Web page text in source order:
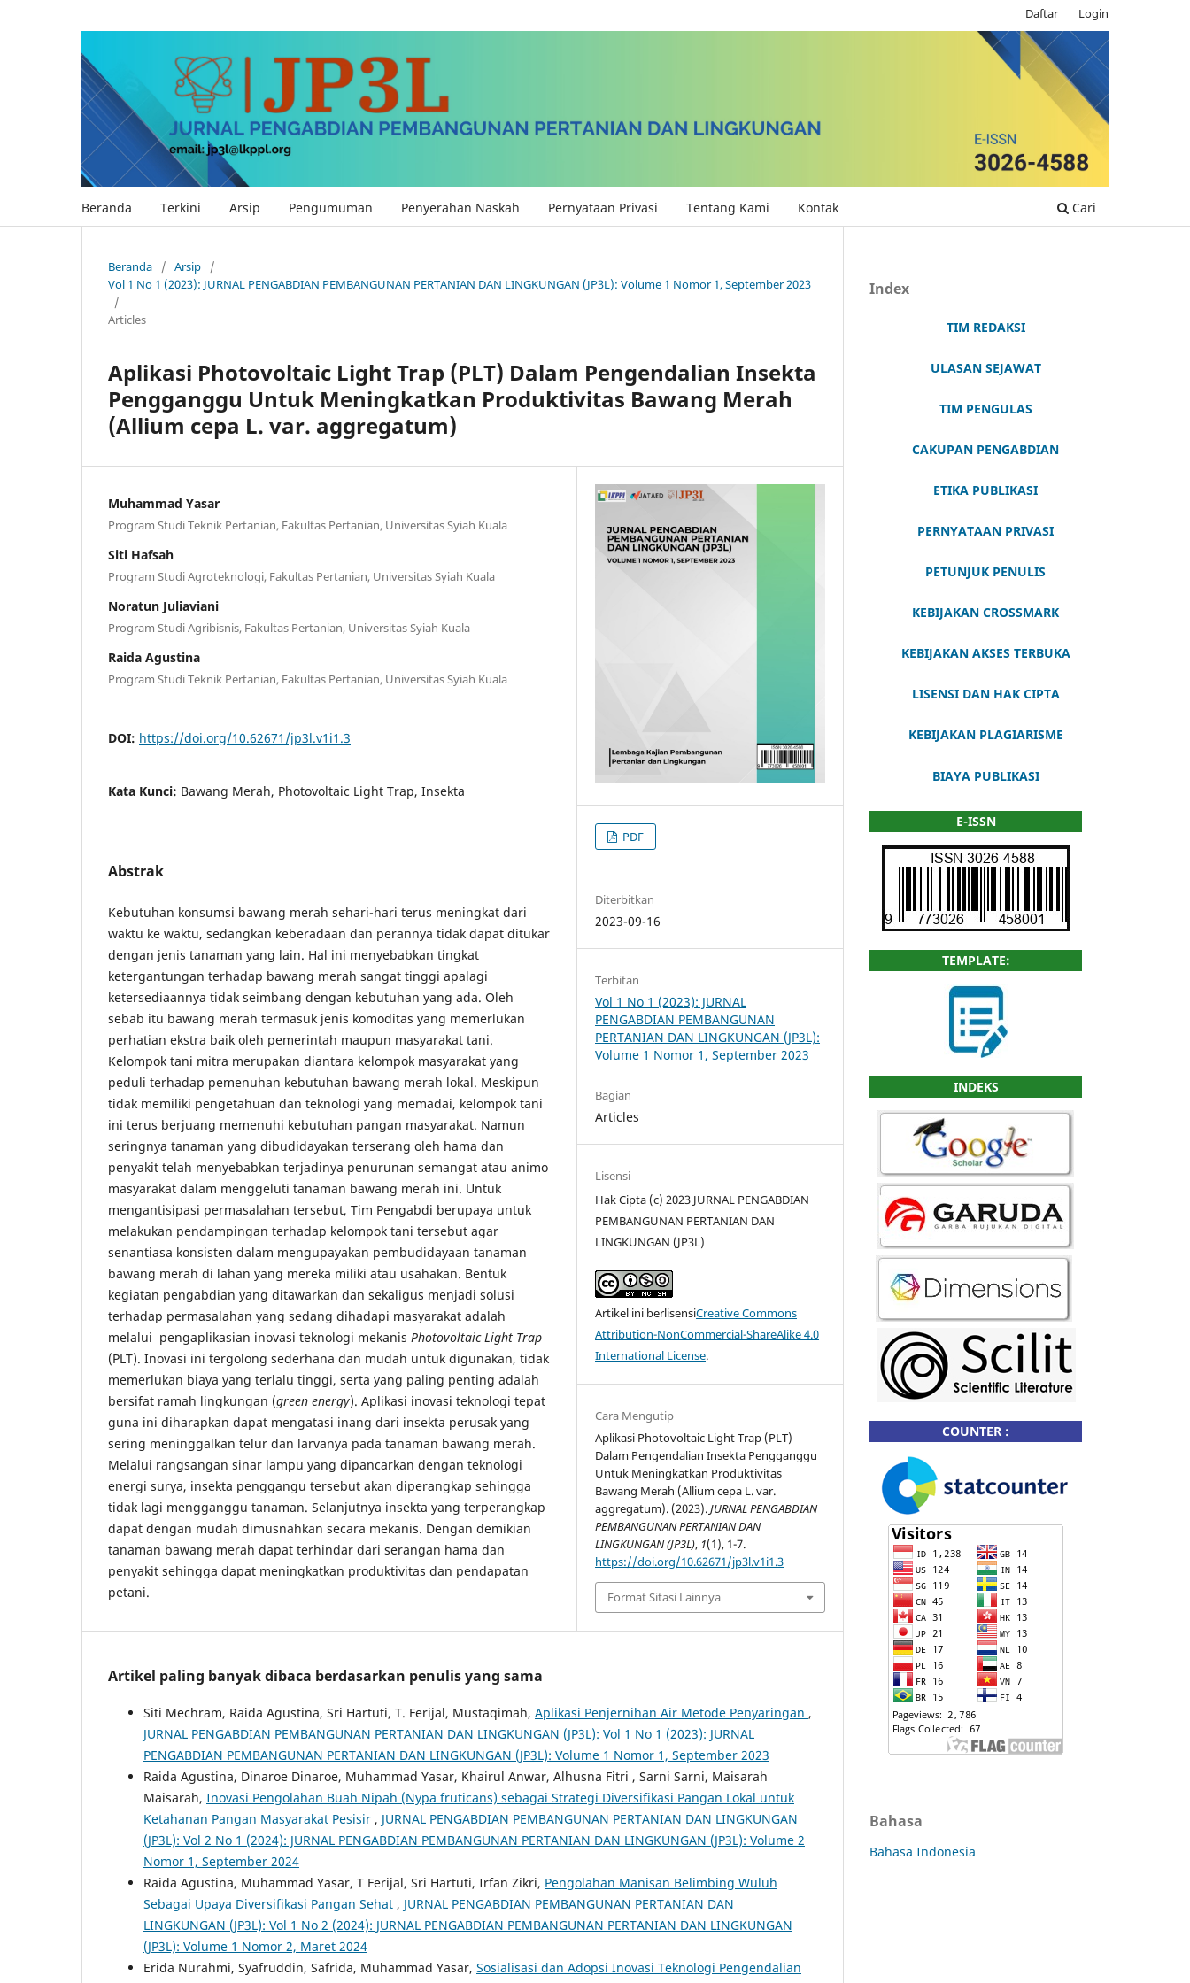
Beranda Terkini Arsip Pengumuman Penyerahan Naskah Pernyataan Privasi Tentang Kami Kontak Cari
Daftar Login
Beranda / Arsip
/
Vol 1 No 1 (2023): JURNAL PENGABDIAN PEMBANGUNAN PERTANIAN DAN LINGKUNGAN (JP3L): Volume 1 Nomor 1, September 2023
/
Articles
Aplikasi Photovoltaic Light Trap (PLT) Dalam Pengendalian Insekta
Pengganggu Untuk Meningkatkan Produktivitas Bawang Merah
(Allium cepa L. var. aggregatum)
Muhammad Yasar
Program Studi Teknik Pertanian, Fakultas Pertanian, Universitas Syiah Kuala
Siti Hafsah
Program Studi Agroteknologi, Fakultas Pertanian, Universitas Syiah Kuala
Noratun Juliaviani
Program Studi Agribisnis, Fakultas Pertanian, Universitas Syiah Kuala
Raida Agustina
Program Studi Teknik Pertanian, Fakultas Pertanian, Universitas Syiah Kuala
DOI: https://doi.org/10.62671/jp3l.v1i1.3
Kata Kunci: Bawang Merah, Photovoltaic Light Trap, Insekta
Abstrak
Kebutuhan konsumsi bawang merah sehari-hari terus meningkat dari
waktu ke waktu, sedangkan keberadaan dan perannya tidak dapat ditukar
dengan jenis tanaman yang lain. Hal ini menyebabkan tingkat
ketergantungan terhadap bawang merah sangat tinggi apalagi
ketersediaannya tidak seimbang dengan kebutuhan yang ada. Oleh
sebab itu bawang merah termasuk jenis komoditas yang memerlukan
perhatian ekstra baik oleh pemerintah maupun masyarakat tani.
Kelompok tani mitra merupakan diantara kelompok masyarakat yang
peduli terhadap pemenuhan kebutuhan bawang merah lokal. Meskipun
tidak memiliki pengetahuan dan teknologi yang memadai, kelompok tani
ini terus berjuang memenuhi kebutuhan pangan masyarakat. Namun
seringnya tanaman yang dibudidayakan terserang oleh hama dan
penyakit telah menyebabkan terjadinya penurunan semangat atau animo
masyarakat dalam menggeluti tanaman bawang merah ini. Untuk
mengantisipasi permasalahan tersebut, Tim Pengabdi berupaya untuk
melakukan pendampingan terhadap kelompok tani tersebut agar
senantiasa konsisten dalam mengupayakan pembudidayaan tanaman
bawang merah di lahan yang mereka miliki atau usahakan. Bentuk
kegiatan pengabdian yang ditawarkan dan sekaligus menjadi solusi
terhadap permasalahan yang sedang dihadapi masyarakat adalah
melalui pengaplikasian inovasi teknologi mekanis Photovoltaic Light Trap
(PLT). Inovasi ini tergolong sederhana dan mudah untuk digunakan, tidak
memerlukan biaya yang terlalu tinggi, serta yang paling penting adalah
bersifat ramah lingkungan (green energy). Aplikasi inovasi teknologi tepat
guna ini diharapkan dapat mengatasi inang dari insekta perusak yang
sering meninggalkan telur dan larvanya pada tanaman bawang merah.
Melalui rangsangan sinar lampu yang dipancarkan dengan teknologi
energi surya, insekta penggangu tersebut akan diperangkap sehingga
tidak lagi mengganggu tanaman. Selanjutnya insekta yang terperangkap
dapat dengan mudah dimusnahkan secara mekanis. Dengan demikian
tanaman bawang merah dapat terhindar dari serangan hama dan
penyakit sehingga dapat meningkatkan produktivitas dan pendapatan
petani.
PDF
Diterbitkan
2023-09-16
Terbitan
Vol 1 No 1 (2023): JURNAL
PENGABDIAN PEMBANGUNAN
PERTANIAN DAN LINGKUNGAN (JP3L):
Volume 1 Nomor 1, September 2023
Bagian
Articles
Lisensi
Hak Cipta (c) 2023 JURNAL PENGABDIAN
PEMBANGUNAN PERTANIAN DAN
LINGKUNGAN (JP3L)
Artikel ini berlisensiCreative Commons
Attribution-NonCommercial-ShareAlike 4.0
International License.
Cara Mengutip
Aplikasi Photovoltaic Light Trap (PLT)
Dalam Pengendalian Insekta Pengganggu
Untuk Meningkatkan Produktivitas
Bawang Merah (Allium cepa L. var.
aggregatum). (2023).JURNAL PENGABDIAN
PEMBANGUNAN PERTANIAN DAN
LINGKUNGAN (JP3L), 1(1), 1-7.
https://doi.org/10.62671/jp3l.v1i1.3
Format Sitasi Lainnya
Artikel paling banyak dibaca berdasarkan penulis yang sama
Siti Mechram, Raida Agustina, Sri Hartuti, T. Ferijal, Mustaqimah, Aplikasi Penjernihan Air Metode Penyaringan ,
JURNAL PENGABDIAN PEMBANGUNAN PERTANIAN DAN LINGKUNGAN (JP3L): Vol 1 No 1 (2023): JURNAL
PENGABDIAN PEMBANGUNAN PERTANIAN DAN LINGKUNGAN (JP3L): Volume 1 Nomor 1, September 2023
Raida Agustina, Dinaroe Dinaroe, Muhammad Yasar, Khairul Anwar, Alhusna Fitri , Sarni Sarni, Maisarah
Maisarah, Inovasi Pengolahan Buah Nipah (Nypa fruticans) sebagai Strategi Diversifikasi Pangan Lokal untuk
Ketahanan Pangan Masyarakat Pesisir , JURNAL PENGABDIAN PEMBANGUNAN PERTANIAN DAN LINGKUNGAN
(JP3L): Vol 2 No 1 (2024): JURNAL PENGABDIAN PEMBANGUNAN PERTANIAN DAN LINGKUNGAN (JP3L): Volume 2
Nomor 1, September 2024
Raida Agustina, Muhammad Yasar, T Ferijal, Sri Hartuti, Irfan Zikri, Pengolahan Manisan Belimbing Wuluh
Sebagai Upaya Diversifikasi Pangan Sehat , JURNAL PENGABDIAN PEMBANGUNAN PERTANIAN DAN
LINGKUNGAN (JP3L): Vol 1 No 2 (2024): JURNAL PENGABDIAN PEMBANGUNAN PERTANIAN DAN LINGKUNGAN
(JP3L): Volume 1 Nomor 2, Maret 2024
Erida Nurahmi, Syafruddin, Safrida, Muhammad Yasar, Sosialisasi dan Adopsi Inovasi Teknologi Pengendalian
Index
TIM REDAKSI
ULASAN SEJAWAT
TIM PENGULAS
CAKUPAN PENGABDIAN
ETIKA PUBLIKASI
PERNYATAAN PRIVASI
PETUNJUK PENULIS
KEBIJAKAN CROSSMARK
KEBIJAKAN AKSES TERBUKA
LISENSI DAN HAK CIPTA
KEBIJAKAN PLAGIARISME
BIAYA PUBLIKASI
E-ISSN
TEMPLATE:
INDEKS
COUNTER :
Bahasa
Bahasa Indonesia